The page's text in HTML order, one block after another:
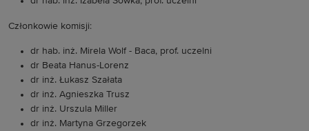
Członkowie komisji:
dr hab. inż. Mirela Wolf - Baca, prof. uczelni
dr Beata Hanus-Lorenz
dr inż. Łukasz Szałata
dr inż. Agnieszka Trusz
dr inż. Urszula Miller
dr inż. Martyna Grzegorzek